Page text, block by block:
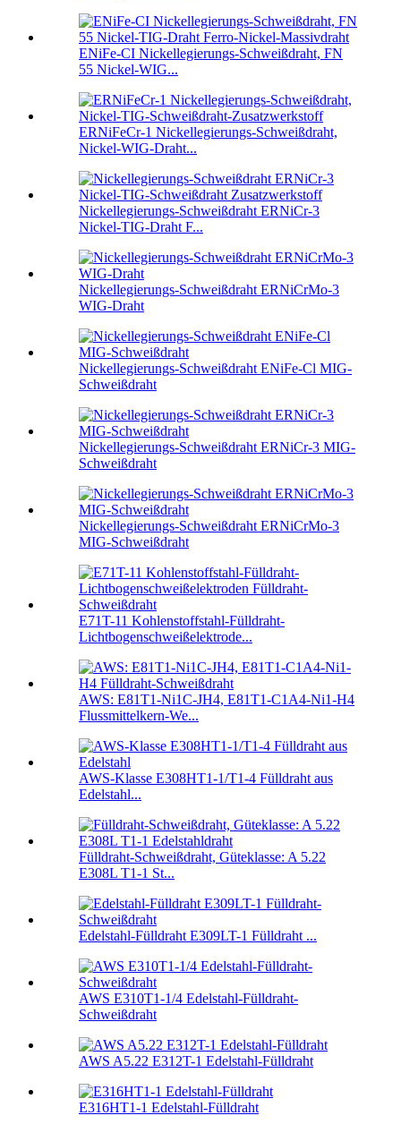
ENiFe-CI Nickellegierungs-Schweißdraht, FN
55 Nickel-WIG...
ERNiFeCr-1 Nickellegierungs-Schweißdraht,
Nickel-WIG-Draht...
Nickellegierungs-Schweißdraht ERNiCr-3
Nickel-TIG-Draht F...
Nickellegierungs-Schweißdraht ERNiCrMo-3
WIG-Draht
Nickellegierungs-Schweißdraht ENiFe-Cl MIG-
Schweißdraht
Nickellegierungs-Schweißdraht ERNiCr-3 MIG-
Schweißdraht
Nickellegierungs-Schweißdraht ERNiCrMo-3
MIG-Schweißdraht
E71T-11 Kohlenstoffstahl-Fülldraht-
Lichtbogenschweißelektrode...
AWS: E81T1-Ni1C-JH4, E81T1-C1A4-Ni1-H4
Flussmittelkern-We...
AWS-Klasse E308HT1-1/T1-4 Fülldraht aus
Edelstahl...
Fülldraht-Schweißdraht, Güteklasse: A 5.22
E308L T1-1 St...
Edelstahl-Fülldraht E309LT-1 Fülldraht ...
AWS E310T1-1/4 Edelstahl-Fülldraht-
Schweißdraht
AWS A5.22 E312T-1 Edelstahl-Fülldraht
E316HT1-1 Edelstahl-Fülldraht